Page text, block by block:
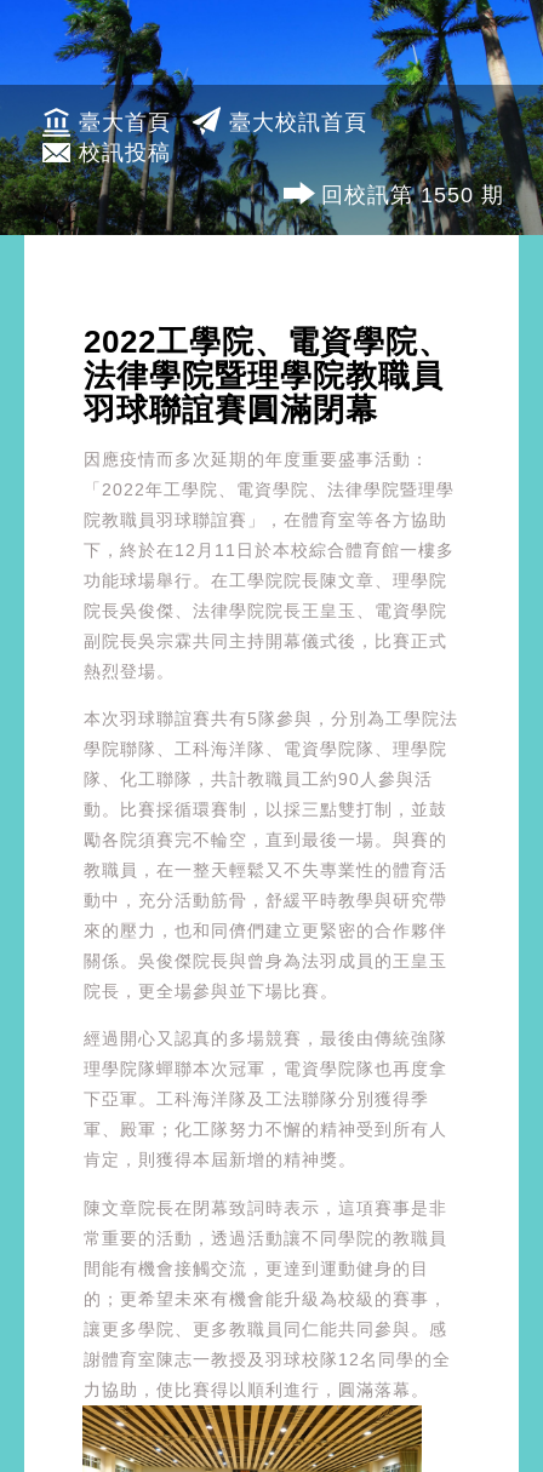
臺大首頁
臺大校訊首頁
校訊投稿
回校訊第 1550 期
2022工學院、電資學院、
法律學院暨理學院教職員
羽球聯誼賽圓滿閉幕
因應疫情而多次延期的年度重要盛事活動：
「2022年工學院、電資學院、法律學院暨理學
院教職員羽球聯誼賽」，在體育室等各方協助
下，終於在12月11日於本校綜合體育館一樓多
功能球場舉行。在工學院院長陳文章、理學院
院長吳俊傑、法律學院院長王皇玉、電資學院
副院長吳宗霖共同主持開幕儀式後，比賽正式
熱烈登場。
本次羽球聯誼賽共有5隊參與，分別為工學院法
學院聯隊、工科海洋隊、電資學院隊、理學院
隊、化工聯隊，共計教職員工約90人參與活
動。比賽採循環賽制，以採三點雙打制，並鼓
勵各院須賽完不輪空，直到最後一場。與賽的
教職員，在一整天輕鬆又不失專業性的體育活
動中，充分活動筋骨，舒緩平時教學與研究帶
來的壓力，也和同儕們建立更緊密的合作夥伴
關係。吳俊傑院長與曾身為法羽成員的王皇玉
院長，更全場參與並下場比賽。
經過開心又認真的多場競賽，最後由傳統強隊
理學院隊蟬聯本次冠軍，電資學院隊也再度拿
下亞軍。工科海洋隊及工法聯隊分別獲得季
軍、殿軍；化工隊努力不懈的精神受到所有人
肯定，則獲得本屆新增的精神獎。
陳文章院長在閉幕致詞時表示，這項賽事是非
常重要的活動，透過活動讓不同學院的教職員
間能有機會接觸交流，更達到運動健身的目
的；更希望未來有機會能升級為校級的賽事，
讓更多學院、更多教職員同仁能共同參與。感
謝體育室陳志一教授及羽球校隊12名同學的全
力協助，使比賽得以順利進行，圓滿落幕。